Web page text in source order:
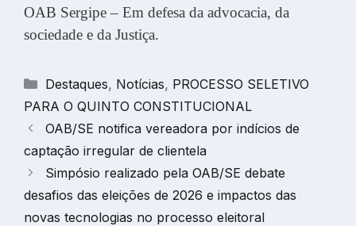
OAB Sergipe – Em defesa da advocacia, da
sociedade e da Justiça.
Categorias
Destaques, Notícias, PROCESSO SELETIVO
PARA O QUINTO CONSTITUCIONAL
OAB/SE notifica vereadora por indícios de
captação irregular de clientela
Simpósio realizado pela OAB/SE debate
desafios das eleições de 2026 e impactos das
novas tecnologias no processo eleitoral